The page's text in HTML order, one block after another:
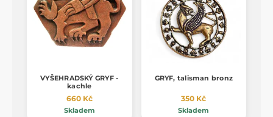
VYŠEHRADSKÝ GRYF -
kachle
660 Kč
Skladem
GRYF, talisman bronz
350 Kč
Skladem